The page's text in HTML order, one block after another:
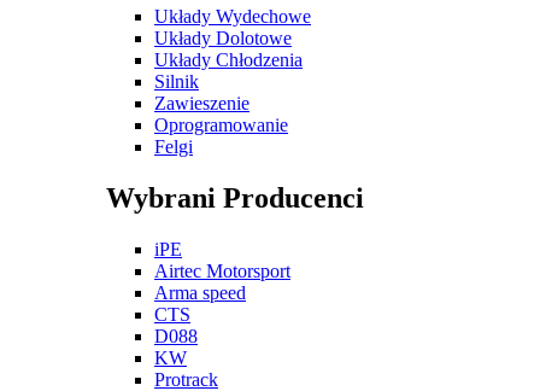
Układy Wydechowe
Układy Dolotowe
Układy Chłodzenia
Silnik
Zawieszenie
Oprogramowanie
Felgi
Wybrani Producenci
iPE
Airtec Motorsport
Arma speed
CTS
D088
KW
Protrack